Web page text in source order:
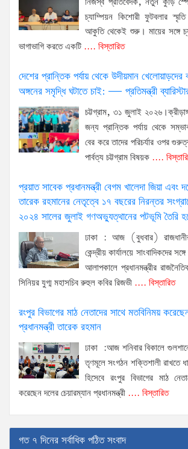
চ্যাম্পিয়ন কিশোরী ফুটবলার
আকুতি থেকেই শুরু। মায়ের সঙ্গে
ভাগাভাগি করতে একটি .... বিস্তারিত
দেশের প্রান্তিক পর্যায় থেকে উদীয়মান খেলোয়াড়দের
অঙ্গনের সমৃদ্ধি ঘটাতে চাই: — প্রতিমন্ত্রী
চট্টগ্রাম, ৩১ জুলাই
জন্য প্রান্তিক পর্যায় থেকে
বের করে তাদের পরিচর্যার ওপর
পার্বত্য চট্টগ্রাম বিষয়ক ....
প্রয়াত সাবেক প্রধানমন্ত্রী বেগম খালেদা জিয়া এবং
তারেক রহমানের নেতৃত্বে ১৭ বছরের নিরন্তর
২০২৪ সালের জুলাই গণঅভ্যুত্থানের পটভূমি তৈরি
ঢাকা : আজ (বুধবার) রাজধানীর
কেন্দ্রীয় কার্যালয়ে সাংবাদিকদের
আলাপকালে প্রধানমন্ত্রীর
সিনিয়র যুগ্ম মহাসচিব রুহুল কবির রিজভী .... বিস্তারিত
রংপুর বিভাগের মাঠ নেতাদের সাথে মতবিনিময়
প্রধানমন্ত্রী তারেক রহমান
ঢাকা :আজ শনিবার বিকালে গুলশানে
তৃণমূলে সংগঠন শক্তিশালী রাখতে
হিসেবে রংপুর বিভাগের মাঠ
করেছেন দলের চেয়ারম্যান প্রধানমন্ত্রী .... বিস্তারিত
গত ৭ দিনের সর্বাধিক পঠিত সংবাদ